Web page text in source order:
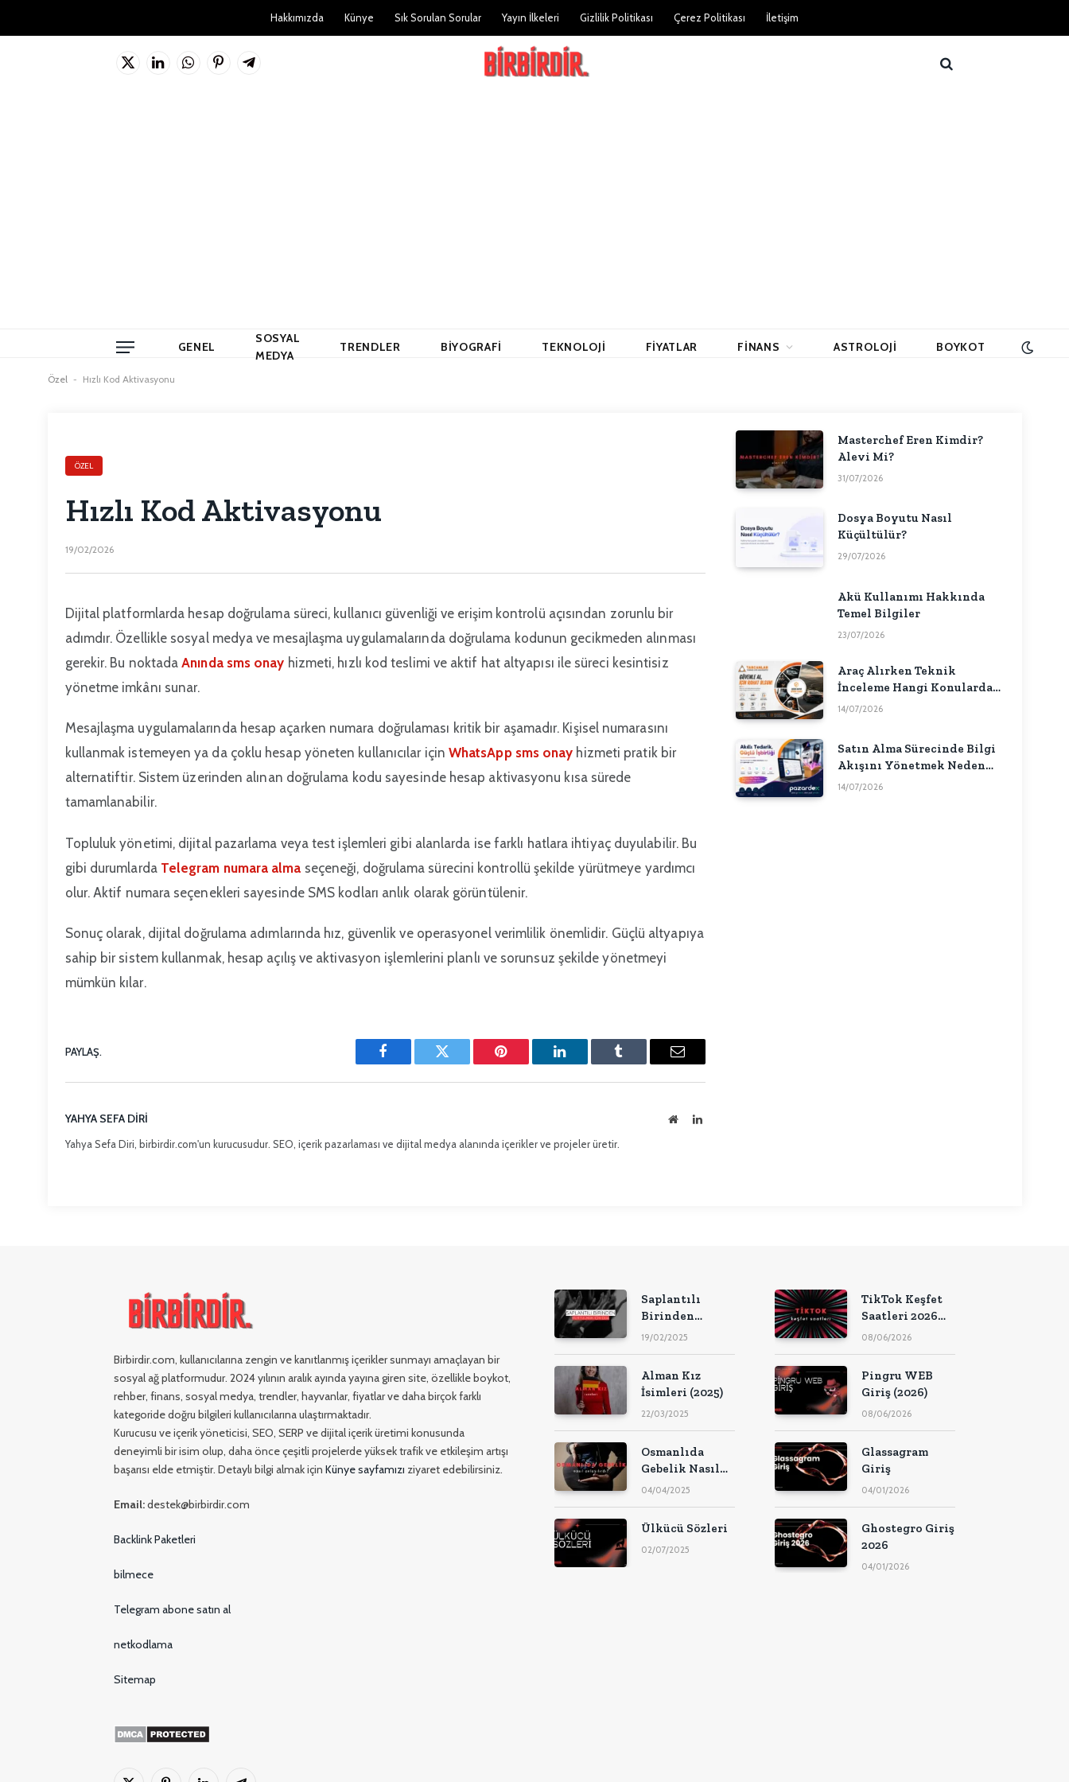
Hakkımızda Künye Sık Sorulan Sorular Yayın İlkeleri Gizlilik Politikası Çerez Politikası İletişim
X
LinkedInWhatsAppPinterest'in
Telgraf
GENEL
SOSYAL
MEDYA
TRENDLER BIYOGRAFI TEKNOLOJI FIYATLAR FINANS ASTROLOJI BOYKOT
Özel - Hızlı Kod Aktivasyonu
ÖZEL
Hızlı Kod Aktivasyonu
19/02/2026
Dijital platformlarda hesap doğrulama süreci, kullanıcı güvenliği ve erişim kontrolü açısından zorunlu bir
adımdır. Özellikle sosyal medya ve mesajlaşma uygulamalarında doğrulama kodunun gecikmeden alınması
gerekir. Bu noktadaAnında sms onay hizmeti, hızlı kod teslimi ve aktif hat altyapısı ile süreci kesintisiz
yönetme imkânı sunar.
Mesajlaşma uygulamalarında hesap açarken numara doğrulaması kritik bir aşamadır. Kişisel numarasını
kullanmak istemeyen ya da çoklu hesap yöneten kullanıcılar için WhatsApp sms onay hizmeti pratik bir
alternatiftir. Sistem üzerinden alınan doğrulama kodu sayesinde hesap aktivasyonu kısa sürede
tamamlanabilir.
Topluluk yönetimi, dijital pazarlama veya test işlemleri gibi alanlarda ise farklı hatlara ihtiyaç duyulabilir. Bu
gibi durumlarda Telegram numara alma seçeneği, doğrulama sürecini kontrollü şekilde yürütmeye yardımcı
olur. Aktif numara seçenekleri sayesinde SMS kodları anlık olarak görüntülenir.
Sonuç olarak, dijital doğrulama adımlarında hız, güvenlik ve operasyonel verimlilik önemlidir. Güçlü altyapıya
sahip bir sistem kullanmak, hesap açılış ve aktivasyon işlemlerini planlı ve sorunsuz şekilde yönetmeyi
mümkün kılar.
PAYLAŞ.
Facebook Twitter Pinterest'inLinkedIn Tumblr
E-
YAHYA SEFA DIRI
İnternetLinkedIn
Yahya Sefa Diri, birbirdir.com'un kurucusudur. SEO, içerik pazarlaması ve dijital medya alanında içerikler ve projeler üretir.
Masterchef Eren Kimdir?
Alevi Mi?
31/07/2026
Dosya Boyutu Nasıl
Küçültülür?
29/07/2026
Akü Kullanımı Hakkında
Temel Bilgiler
23/07/2026
Araç Alırken Teknik
İnceleme Hangi Konularda
Fikir Verebilir?
14/07/2026
Satın Alma Sürecinde Bilgi
Akışını Yönetmek Neden
Önemlidir?
14/07/2026
Birbirdir.com, kullanıcılarına zengin ve kanıtlanmış içerikler sunmayı amaçlayan bir
sosyal ağ platformudur. 2024 yılının aralık ayında yayına giren site, özellikle boykot,
rehber, finans, sosyal medya, trendler, hayvanlar, fiyatlar ve daha birçok farklı
kategoride doğru bilgileri kullanıcılarına ulaştırmaktadır.
Kurucusu ve içerik yöneticisi, SEO, SERP ve dijital içerik üretimi konusunda
deneyimli bir isim olup, daha önce çeşitli projelerde yüksek trafik ve etkileşim artışı
başarısı elde etmiştir. Detaylı bilgi almak için Künye sayfamızı ziyaret edebilirsiniz.
Email:destek@birbirdir.com
Backlink Paketleri
bilmece
Telegram abone satın al
netkodlama
Sitemap
Saplantılı
Birinden
Kurtulmak İçin
19/02/2025
Alman Kız
İsimleri (2025)
22/03/2025
Osmanlıda
Gebelik Nasıl
Anlaşılırdı?
04/04/2025
Ülkücü Sözleri
02/07/2025
TikTok Keşfet
Saatleri 2026
(Güncel Liste)
08/06/2026
Pingru WEB
Giriş (2026)
08/06/2026
Glassagram
Giriş
04/01/2026
Ghostegro Giriş
2026
04/01/2026